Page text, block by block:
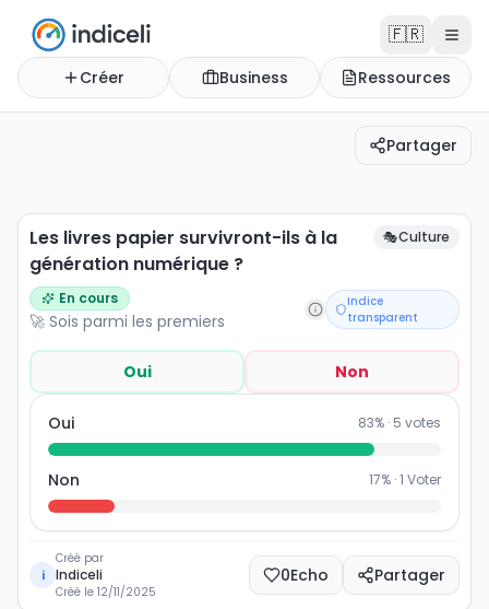
🇫🇷
Créer Business Ressources
Partager
Les livres papier survivront-ils à la génération
Les livres papier survivront-ils à la
génération numérique ?
🎭Culture
En cours
🚀 Sois parmi les premiers
Indice
transparent
Oui Non
Oui 83% · 5 votes
Non 17% ·1 Voter
i
Créé par
Indiceli
Créé le 12/11/2025
0Echo Partager